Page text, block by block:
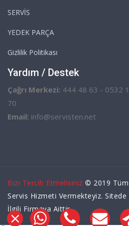
SERVİS
YEDEK PARÇA
Gizlilik Politikası
Yardım / Destek
Çağrı Merkezi: 444 48 63 - 0532
70
Email: info@servisten.net
Bizi Tercih Etmelisiniz © 2019 Tüm
Servis Hizmeti Vermekteyiz.
İlgili Firmaya Aittir.